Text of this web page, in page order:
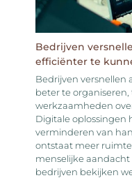
Bedrijven
efficiënter te
Bedrijven versnellen
beter te
werkzaamheden
Digitale oplossingen
verminderen van
ontstaat meer
menselijke
bedrijven bekijken